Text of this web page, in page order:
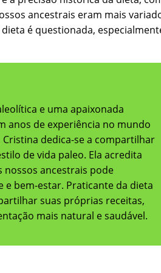
ancestrais eram mais
é questionada,
e uma apaixonada
anos de experiência no mundo
dedica-se a compartilhar
de vida paleo. Ela acredita
nossos ancestrais pode
bem-estar. Praticante da dieta
suas próprias receitas,
mais natural e saudável.